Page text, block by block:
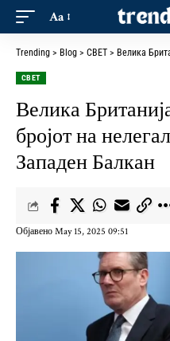
Aa
Trending > Blog > СВЕТ > Велика Британија
СВЕТ
Велика
бројот на
Западен Балкан
Објавено May 15, 2025 09:51